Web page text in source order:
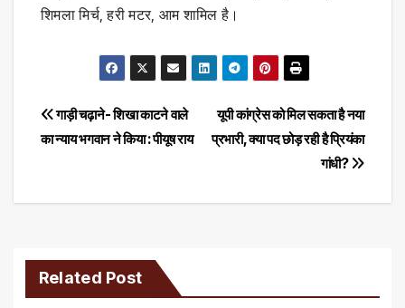
शिमला मिर्च, हरी मटर, आम शामिल है।
Post
navigation
यूपी कांग्रेस को मिल सकता है नया
प्रभारी, क्या पद छोड़ रही है प्रियंका
गांधी?
गाड़ी चढ़ाने- शिखा काटने वाले
का न्याय भगवान ने किया : पीयूष राय
Related Post